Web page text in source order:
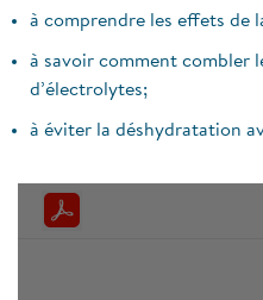
à comprendre les effets de
à savoir comment combler
d’électrolytes;
à éviter la déshydratation